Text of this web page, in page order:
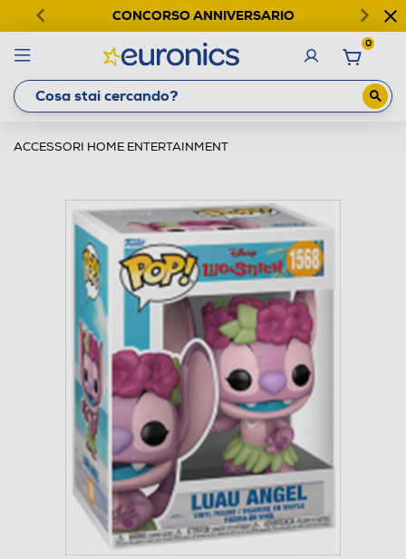
CONCORSO ANNIVERSARIO
0
ACCESSORI HOME ENTERTAINMENT